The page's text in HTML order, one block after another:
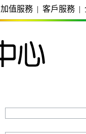
加值服務 | 客戶服務 |